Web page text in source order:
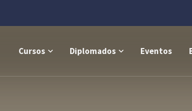
Cursos Diplomados Eventos